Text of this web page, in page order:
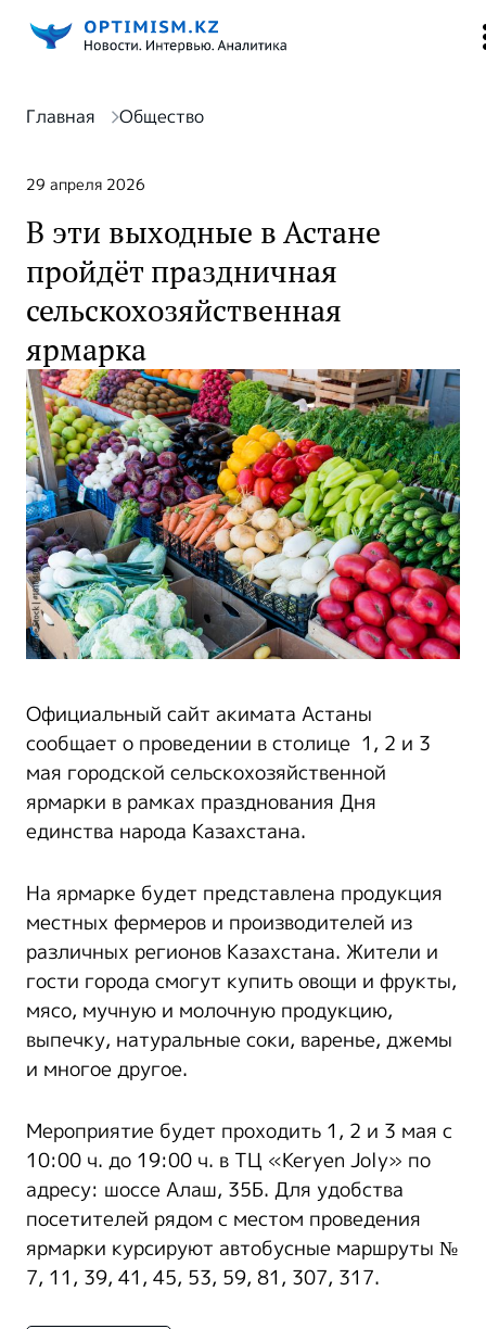
Главная Общество
29 апреля 2026
В эти выходные в Астане
пройдёт праздничная
сельскохозяйственная
ярмарка
Официальный сайт акимата Астаны
сообщает о проведении в столице 1, 2 и 3
мая городской сельскохозяйственной
ярмарки в рамках празднования Дня
единства народа Казахстана.
На ярмарке будет представлена продукция
местных фермеров и производителей из
различных регионов Казахстана. Жители и
гости города смогут купить овощи и фрукты,
мясо, мучную и молочную продукцию,
выпечку, натуральные соки, варенье, джемы
и многое другое.
Мероприятие будет проходить 1, 2 и 3 мая с
10:00 ч. до 19:00 ч. в ТЦ «Keryen Joly» по
адресу: шоссе Алаш, 35Б. Для удобства
посетителей рядом с местом проведения
ярмарки курсируют автобусные маршруты №
7, 11, 39, 41, 45, 53, 59, 81, 307, 317.